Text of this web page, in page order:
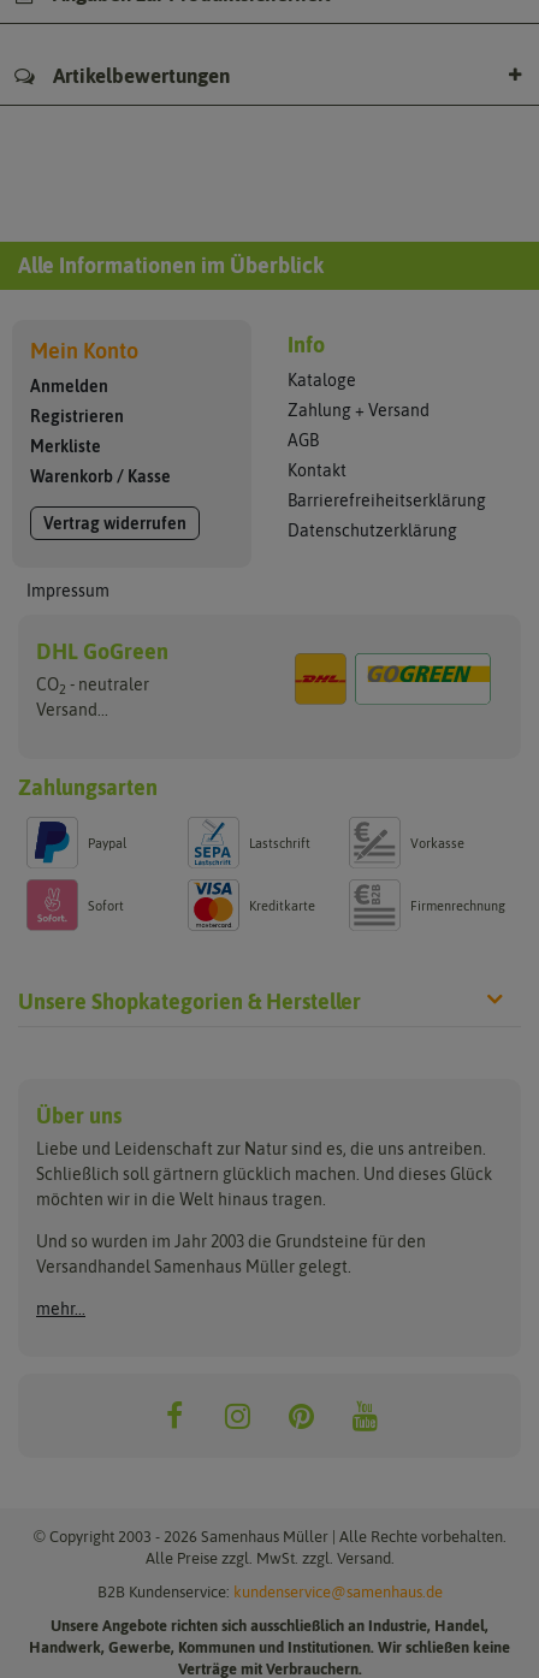
Artikelbewertungen
Alle Informationen im Überblick
Mein Konto
Anmelden
Registrieren
Merkliste
Warenkorb/ Kasse
Vertrag widerrufen
Impressum
Info
Kataloge
Zahlung + Versand
AGB
Kontakt
Barrierefreiheitserklärung
Datenschutzerklärung
DHL GoGreen
CO2 - neutraler
Versand...
Zahlungsarten
Paypal Lastschrift Vorkasse
Sofort Kreditkarte Firmenrechnung
Unsere Shopkategorien & Hersteller
Anzuchtschalen
Beleuchtung
Erdbeertürme
Folien, Vliese und Netze
Gartengeräte
Nützlinge & Nisthilfen
Keimsprossen
Saatgut für Werbezwecke
Samen-Sets
Gemüsesamen
Exotische Samen
Rasensamen
Pflanzgut
Pflanzschalotten
Steckzwiebeln
Benary
Buzzy Seeds
Clever Pots
Dürr-Samen
FLORTUS
Greenline
Grüne Oase
ReNatura Vogelwelt
Über uns
Liebe und Leidenschaft zur Natur sind es, die uns antreiben.
Schließlich soll gärtnern glücklich machen. Und dieses Glück
möchten wir in die Welt hinaus tragen.
Und so wurden im Jahr 2003 die Grundsteine für den
Versandhandel Samenhaus Müller gelegt.
mehr...
© Copyright 2003 - 2026 Samenhaus Müller | Alle Rechte vorbehalten.
Alle Preise zzgl. MwSt. zzgl. Versand.
B2B Kundenservice: kundenservice@samenhaus.de
Unsere Angebote richten sich ausschließlich an Industrie, Handel,
Handwerk, Gewerbe, Kommunen und Institutionen. Wir schließen keine
Verträge mit Verbrauchern.